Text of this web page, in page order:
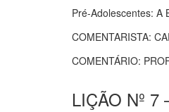
Pré-Adolescentes: A
COMENTARISTA:
COMENTÁRIO:
LIÇÃO Nº